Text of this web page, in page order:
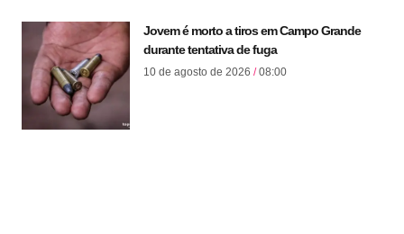
Jovem é morto a tiros em Campo Grande
durante tentativa de fuga
10 de agosto de 2026 08:00